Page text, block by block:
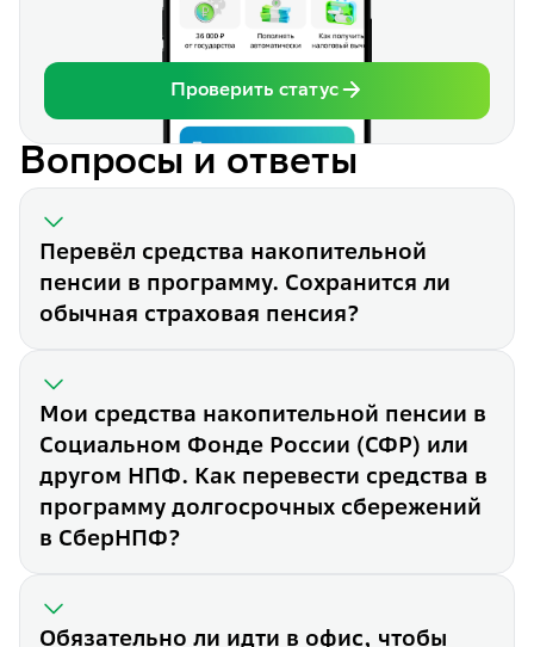
Проверить статус
Вопросы и ответы
Перевёл средства
Перевод средств
Обязательно ли идти в
Перевёл средства накопительной
пенсии в программу. Сохранится ли
обычная страховая пенсия?
Мои средства накопительной пенсии в
Социальном Фонде России (СФР) или
другом НПФ. Как перевести средства в
программу долгосрочных сбережений
в СберНПФ?
Обязательно ли идти в офис, чтобы